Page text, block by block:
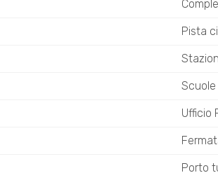
Pista
Scuole
Ufficio
Porto